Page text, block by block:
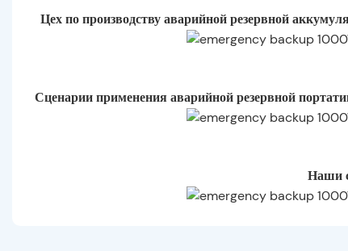
Цех по производству аварийной резервной
Сценарии применения аварийной резервной
Наши